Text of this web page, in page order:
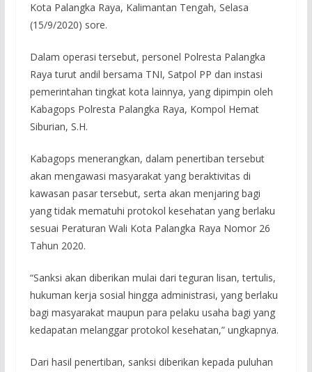
Kota Palangka Raya, Kalimantan Tengah, Selasa
(15/9/2020) sore.
Dalam operasi tersebut, personel Polresta Palangka
Raya turut andil bersama TNI, Satpol PP dan instasi
pemerintahan tingkat kota lainnya, yang dipimpin oleh
Kabagops Polresta Palangka Raya, Kompol Hemat
Siburian, S.H.
Kabagops menerangkan, dalam penertiban tersebut
akan mengawasi masyarakat yang beraktivitas di
kawasan pasar tersebut, serta akan menjaring bagi
yang tidak mematuhi protokol kesehatan yang berlaku
sesuai Peraturan Wali Kota Palangka Raya Nomor 26
Tahun 2020.
“Sanksi akan diberikan mulai dari teguran lisan, tertulis,
hukuman kerja sosial hingga administrasi, yang berlaku
bagi masyarakat maupun para pelaku usaha bagi yang
kedapatan melanggar protokol kesehatan,” ungkapnya.
Dari hasil penertiban, sanksi diberikan kepada puluhan